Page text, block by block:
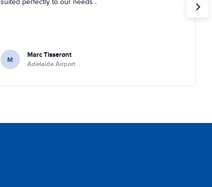
suited perfectly to our needs .
M Marc Tisseront
Adelaide Airport